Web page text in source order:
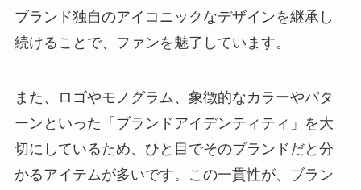
ブランド独自のアイコニックなデザインを継承し
続けることで、ファンを魅了しています。
また、ロゴやモノグラム、象徴的なカラーやパタ
ーンといった「ブランドアイデンティティ」を大
切にしているため、ひと目でそのブランドだと分
かるアイテムが多いです。この一貫性が、ブラン